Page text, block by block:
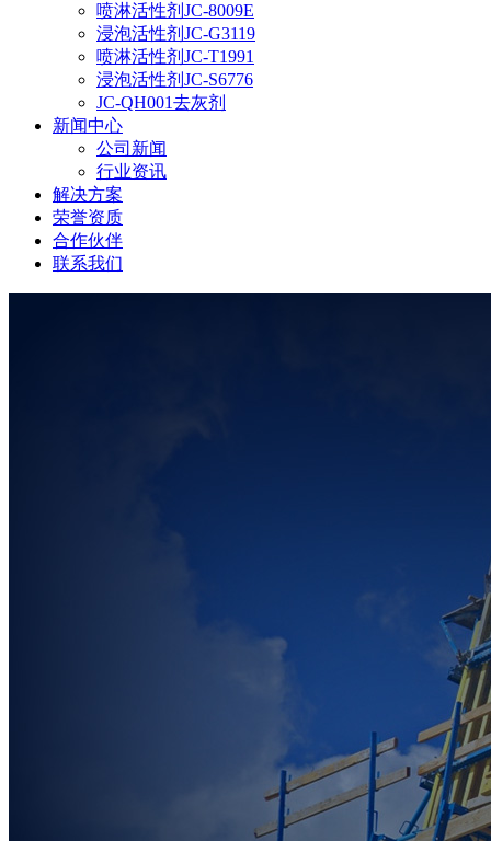
喷淋活性剂JC-8009E
浸泡活性剂JC-G3119
喷淋活性剂JC-T1991
浸泡活性剂JC-S6776
JC-QH001去灰剂
新闻中心
公司新闻
行业资讯
解决方案
荣誉资质
合作伙伴
联系我们